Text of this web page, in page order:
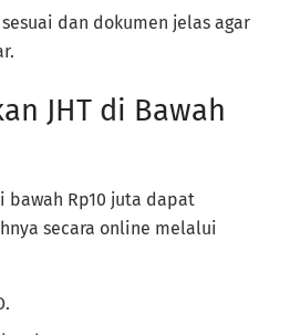
dan dokumen jelas agar
JHT di Bawah
bawah Rp10 juta dapat
secara online melalui